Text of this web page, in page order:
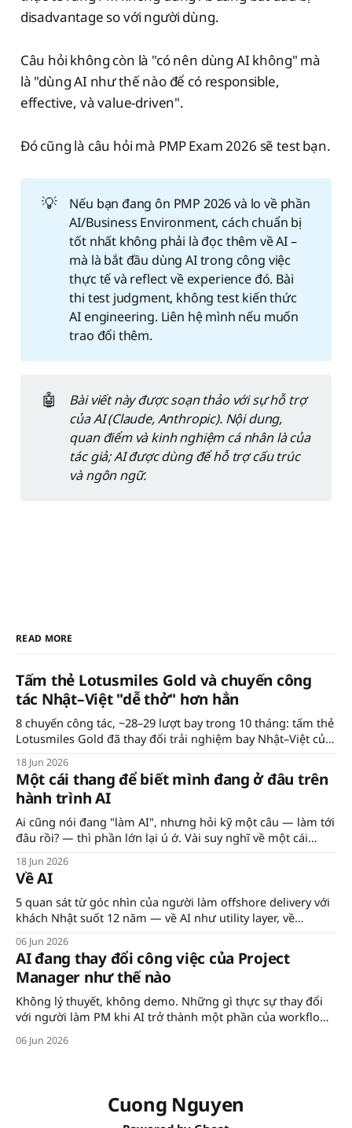
disadvantage so với người dùng.
Câu hỏi không còn là "có nên dùng AI không" mà
là "dùng AI như thế nào để có responsible,
effective, và value-driven".
Đó cũng là câu hỏi mà PMP Exam 2026 sẽ test bạn.
💡
Nếu bạn đang ôn PMP 2026 và lo về phần
AI/Business Environment, cách chuẩn bị
tốt nhất không phải là đọc thêm về AI –
mà là bắt đầu dùng AI trong công việc
thực tế và reflect về experience đó. Bài
thi test judgment, không test kiến thức
AI engineering. Liên hệ mình nếu muốn
trao đổi thêm.
🤖
Bài viết này được soạn thảo với sự hỗ trợ
của AI (Claude, Anthropic). Nội dung,
quan điểm và kinh nghiệm cá nhân là của
tác giả; AI được dùng để hỗ trợ cấu trúc
và ngôn ngữ.
READ MORE
Tấm thẻ Lotusmiles Gold và chuyến công
tác Nhật–Việt "dễ thở" hơn hẳn
8 chuyến công tác, ~28–29 lượt bay trong 10 tháng: tấm thẻ
Lotusmiles Gold đã thay đổi trải nghiệm bay Nhật–Việt của
18 Jun 2026
Một cái thang để biết mình đang ở đâu trên
hành trình AI
Ai cũng nói đang "làm AI", nhưng hỏi kỹ một câu — làm tới
đâu rồi? — thì phần lớn lại ú ớ. Vài suy nghĩ về một cái
sau nó.
18 Jun 2026
Về AI
5 quan sát từ góc nhìn của người làm offshore delivery với
khách Nhật suốt 12 năm — về AI như utility layer, về
cái AI vẫn chưa chạm tới.
06 Jun 2026
AI đang thay đổi công việc của Project
Manager như thế nào
Không lý thuyết, không demo. Những gì thực sự thay đổi
với người làm PM khi AI trở thành một phần của workflow
management.
06 Jun 2026
Cuong Nguyen